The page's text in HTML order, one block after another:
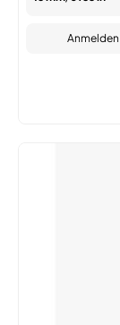
Anmelden